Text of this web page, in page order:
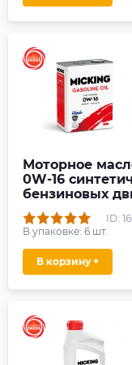
Моторное
0W-16
бензиновых
ID:
В упаковке: 6 шт.
В корзину +